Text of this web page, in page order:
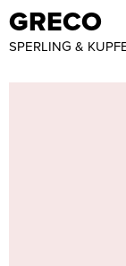
GRECO
SPERLING &